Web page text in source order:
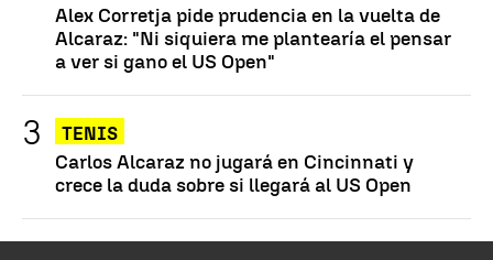
Alex Corretja pide prudencia en la vuelta de
Alcaraz: "Ni siquiera me plantearía el pensar
a ver si gano el US Open"
TENIS
Carlos Alcaraz no jugará en Cincinnati y
crece la duda sobre si llegará al US Open